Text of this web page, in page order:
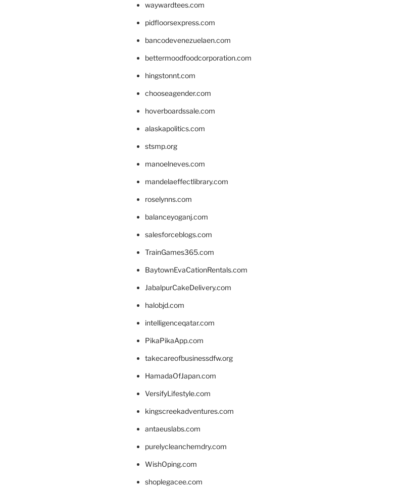
waywardtees.com
pidfloorsexpress.com
bancodevenezuelaen.com
bettermoodfoodcorporation.com
hingstonnt.com
chooseagender.com
hoverboardssale.com
alaskapolitics.com
stsmp.org
manoelneves.com
mandelaeffectlibrary.com
roselynns.com
balanceyoganj.com
salesforceblogs.com
TrainGames365.com
BaytownEvaCationRentals.com
JabalpurCakeDelivery.com
halobjd.com
intelligenceqatar.com
PikaPikaApp.com
takecareofbusinessdfw.org
HamadaOfJapan.com
VersifyLifestyle.com
kingscreekadventures.com
antaeuslabs.com
purelycleanchemdry.com
WishOping.com
shoplegacee.com